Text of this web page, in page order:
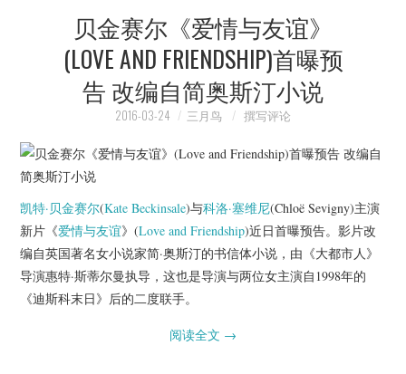
贝金赛尔《爱情与友谊》
(LOVE AND FRIENDSHIP)首曝预
告 改编自简奥斯汀小说
2016-03-24 三月鸟 撰写评论
凯特·贝金赛尔(Kate Beckinsale)与科洛·塞维尼(Chloë Sevigny)主演
新片《爱情与友谊》(Love and Friendship)近日首曝预告。影片改
编自英国著名女小说家简·奥斯汀的书信体小说，由《大都市人》
导演惠特·斯蒂尔曼执导，这也是导演与两位女主演自1998年的
《迪斯科末日》后的二度联手。
阅读全文 →